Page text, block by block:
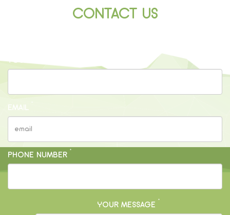
CONTACT US
YOUR NAME
EMAIL *
PHONE NUMBER *
YOUR MESSAGE *